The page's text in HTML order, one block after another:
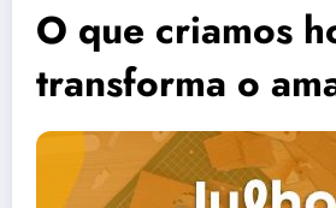
O que criamos
transforma o